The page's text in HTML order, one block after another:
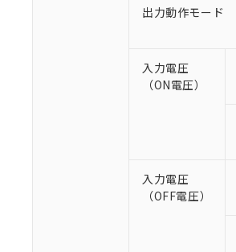
出力動作モード
入力電圧
（ON電圧）
入力電圧
（OFF電圧）